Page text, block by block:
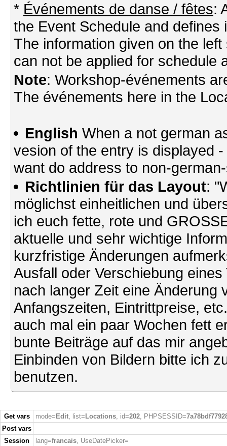
* Événements de danse / fêtes:
the Event Schedule and
The information given on the
can not be applied for schedule
Note: Workshop-événements
The événements here in the
English When a not german
vesion of the entry is displayed
want do address to non-
Richtlinien für das Layout:
möglichst einheitlichen und
ich euch fette, rote und
aktuelle und sehr wichtige
kurzfristige Änderungen
Ausfall oder Verschiebung
nach langer Zeit eine Änderung
Anfangszeiten, Eintrittpreise,
auch mal ein paar Wochen fett
bunte Beiträge auf das mir
Einbinden von Bildern bitte ich
benutzen.
Get vars mode= Edit, list= Locations, id=202, PHPSESSID=
Post vars
Session
lang=francais, UseDatePicker=